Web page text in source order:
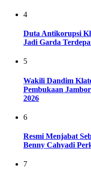
4
Duta Antikorupsi
Jadi Garda
5
Wakili Dandim
Pembukaan
2026
6
Resmi Menjabat
Benny Cahyadi
7